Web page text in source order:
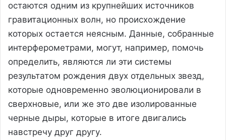
остаются одним из крупнейших источников
гравитационных волн, но происхождение
которых остается неясным. Данные, собранные
интерферометрами, могут, например, помочь
определить, являются ли эти системы
результатом рождения двух отдельных звезд,
которые одновременно эволюционировали в
сверхновые, или же это две изолированные
черные дыры, которые в итоге двигались
навстречу друг другу.